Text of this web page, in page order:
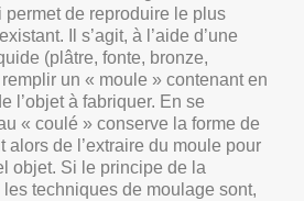
de reproduire le plus
Il s’agit, à l’aide d’une
(plâtre, fonte, bronze,
un « moule » contenant en
l’objet à fabriquer. En se
« coulé » conserve la forme de
alors de l’extraire du moule pour
objet. Si le principe de la
techniques de moulage sont,